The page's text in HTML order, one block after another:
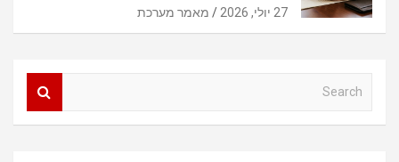
27 יולי, 2026 מאמר מערכת